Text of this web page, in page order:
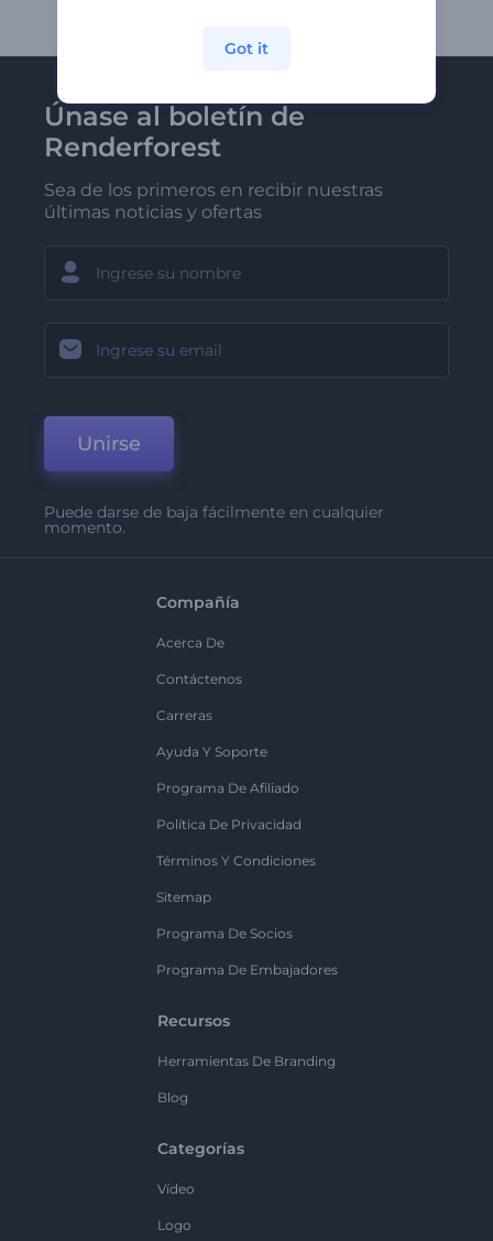
Únase al boletín de
Renderforest
Sea de los primeros en recibir nuestras
últimas noticias y ofertas
Unirse
Puede darse de baja fácilmente en cualquier
momento.
Compañía
Acerca De
Contáctenos
Carreras
Ayuda Y Soporte
Programa De Afiliado
Política De Privacidad
Términos Y Condiciones
Sitemap
Programa De Socios
Programa De Embajadores
Recursos
Herramientas De Branding
Blog
Categorías
Vídeo
Logo
Got it